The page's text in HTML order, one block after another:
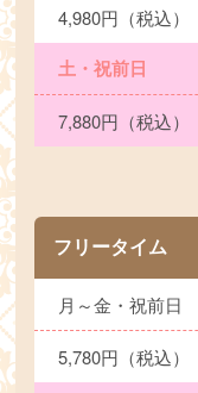
4,980円（税込）
土・祝前日
7,880円（税込）
フリータイム
月～金・祝前日
5,780円（税込）